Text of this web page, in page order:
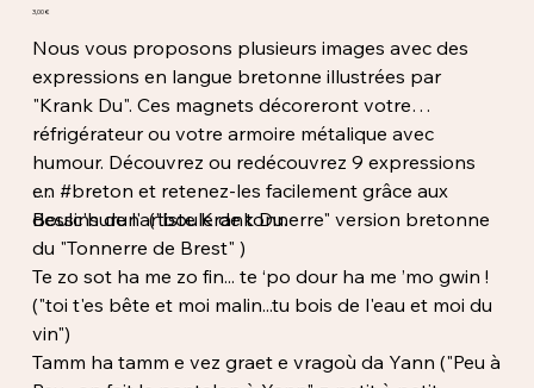
Prix
3,00 €
Nous vous proposons plusieurs images avec des
expressions en langue bretonne illustrées par
"Krank Du". Ces magnets décoreront votre
réfrigérateur ou votre armoire métalique avec
humour. Découvrez ou redécouvrez 9 expressions
en #breton et retenez-les facilement grâce aux
dessins de l'artiste Krank Du.
Boulc'hurun ("boule de tonnerre" version bretonne
du "Tonnerre de Brest" )
Te zo sot ha me zo fin... te ‘po dour ha me ’mo gwin !
("toi t'es bête et moi malin...tu bois de l'eau et moi du
vin")
Tamm ha tamm e vez graet e vragoù da Yann ("Peu à